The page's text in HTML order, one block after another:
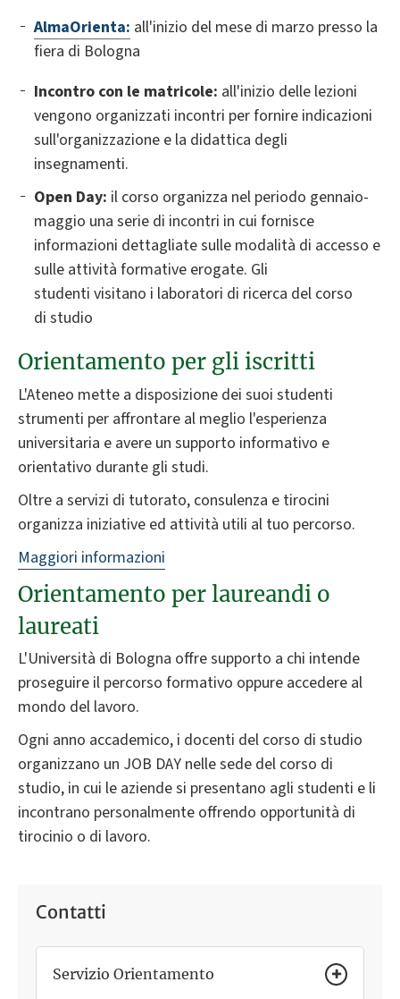
AlmaOrienta: all'inizio del mese di marzo presso la
fiera di Bologna
Incontro con le matricole: all'inizio delle lezioni
vengono organizzati incontri per fornire indicazioni
sull'organizzazione e la didattica degli
insegnamenti.
Open Day: il corso organizza nel periodo gennaio-
maggio una serie di incontri in cui fornisce
informazioni dettagliate sulle modalità di accesso e
sulle attività formative erogate. Gli
studenti visitano i laboratori di ricerca del corso
di studio
Orientamento per gli iscritti
L'Ateneo mette a disposizione dei suoi studenti
strumenti per affrontare al meglio l'esperienza
universitaria e avere un supporto informativo e
orientativo durante gli studi.
Oltre a servizi di tutorato, consulenza e tirocini
organizza iniziative ed attività utili al tuo percorso.
Maggiori informazioni
Orientamento per laureandi o
laureati
L'Università di Bologna offre supporto a chi intende
proseguire il percorso formativo oppure accedere al
mondo del lavoro.
Ogni anno accademico, i docenti del corso di studio
organizzano un JOB DAY nelle sede del corso di
studio, in cui le aziende si presentano agli studenti e li
incontrano personalmente offrendo opportunità di
tirocinio o di lavoro.
Contatti
Servizio Orientamento